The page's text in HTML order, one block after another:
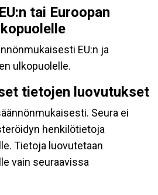
tai Euroopan
EU:n ja
ulkopuolelle.
tietojen luovutukset
Seura ei
henkilötietoja
Tietoja luovutetaan
vain seuraavissa